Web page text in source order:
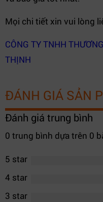
Mọi chi tiết xin vui lòng
CÔNG TY TNHH
THỊNH
ĐÁNH GIÁ SẢN
Đánh giá trung bình
0 trung bình dựa trên 0
5 star
4 star
3 star